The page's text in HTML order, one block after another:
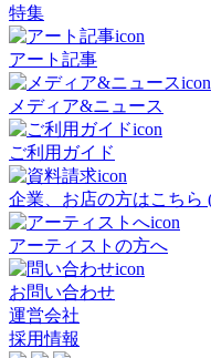
特集
アート記事
メディア&ニュース
ご利用ガイド
企業、お店の方はこちら
アーティストの方へ
お問い合わせ
運営会社
採用情報